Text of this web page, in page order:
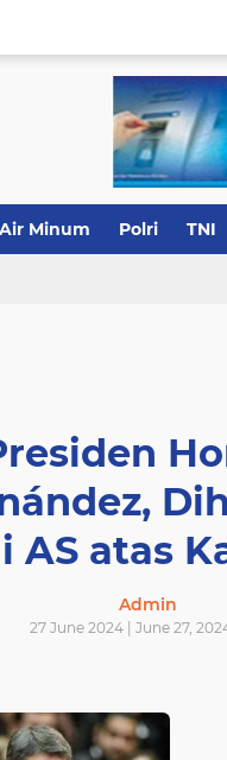
Minum Polri TNI
AS atas
Admin
27 June 2024 | June 27,